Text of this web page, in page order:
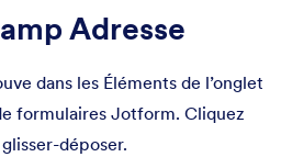
Adresse
dans les Éléments de l’onglet
formulaires Jotform. Cliquez
déposer.